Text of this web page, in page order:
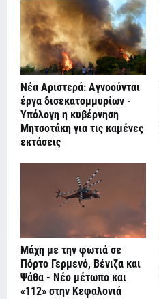
Νέα Αριστερά: Αγνοούνται
έργα δισεκατομμυρίων -
Υπόλογη η κυβέρνηση
Μητσοτάκη για τις καμένες
εκτάσεις
Μάχη με την φωτιά σε
Πόρτο Γερμενό, Βένιζα και
Ψάθα - Νέο μέτωπο και
«112» στην Κεφαλονιά